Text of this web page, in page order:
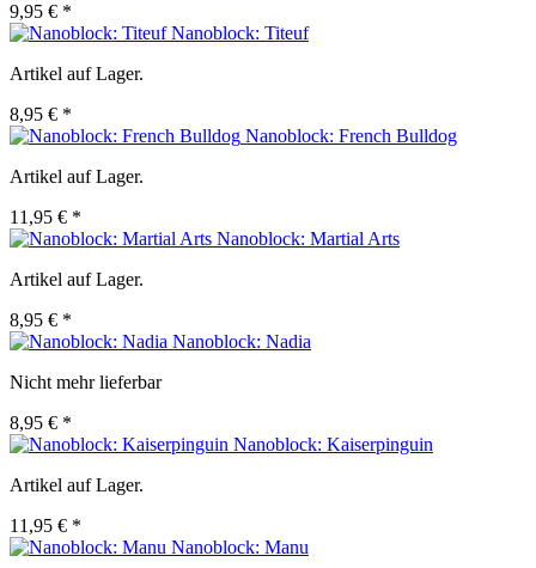
9,95 € *
Nanoblock: Titeuf
Artikel auf Lager.
8,95 € *
Nanoblock: French Bulldog
Artikel auf Lager.
11,95 € *
Nanoblock: Martial Arts
Artikel auf Lager.
8,95 € *
Nanoblock: Nadia
Nicht mehr lieferbar
8,95 € *
Nanoblock: Kaiserpinguin
Artikel auf Lager.
11,95 € *
Nanoblock: Manu